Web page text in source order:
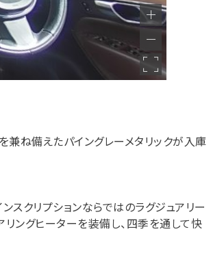
兼ね備えたパイングレーメタリックが入庫
スクリプションならではのラグジュアリー
リングヒーターを装備し、四季を通して快